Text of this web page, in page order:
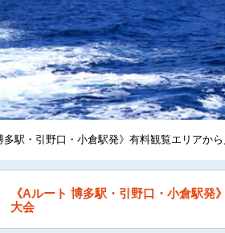
駅・引野口・小倉駅発》有料観覧エリアか
《Aルート 博多駅・引野口・小倉駅発
大会